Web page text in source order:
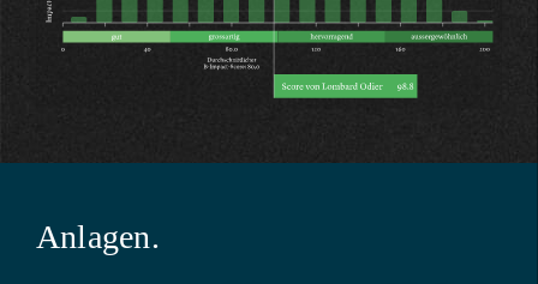
Anlagen.